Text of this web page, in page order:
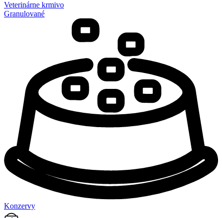
Veterinárne krmivo
Granulované
Konzervy